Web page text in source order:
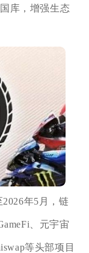
库，增强生态
年5月，链
、元宇宙
等头部项目